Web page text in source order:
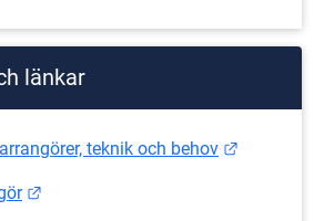
länkar
teknik och behov